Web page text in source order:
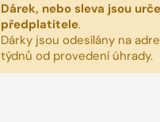
Dárek, nebo sleva jsou
předplatitele.
Dárky jsou odesílány na
týdnů od provedení úhrady.